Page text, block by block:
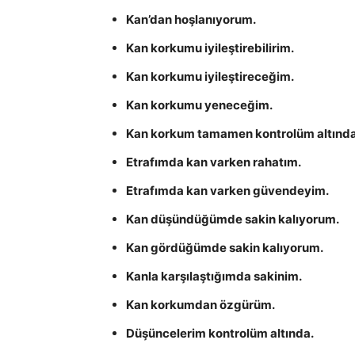
Kan’dan hoşlanıyorum.
Kan korkumu iyileştirebilirim.
Kan korkumu iyileştireceğim.
Kan korkumu yeneceğim.
Kan korkum tamamen kontrolüm
Etrafımda kan varken rahatım.
Etrafımda kan varken güvendeyim.
Kan düşündüğümde sakin kalıyorum.
Kan gördüğümde sakin kalıyorum.
Kanla karşılaştığımda sakinim.
Kan korkumdan özgürüm.
Düşüncelerim kontrolüm altında.